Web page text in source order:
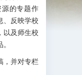
的专题作
、反映学校
以及师生校
，并对专栏